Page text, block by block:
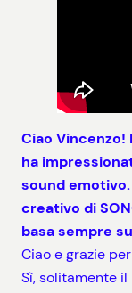
Ciao
ha
sound
creativo di
basa sempre
Ciao e grazie
Sì, solitamente